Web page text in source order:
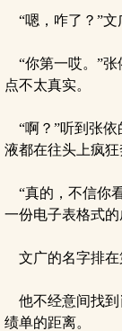
“嗯，咋了？”文
“你第一哎。”张
点不太真实。
“啊？”听到张依
液都在往头上疯
“真的，不信你
一份电子表格式的
文广的名字排在
他不经意间找到
绩单的距离。